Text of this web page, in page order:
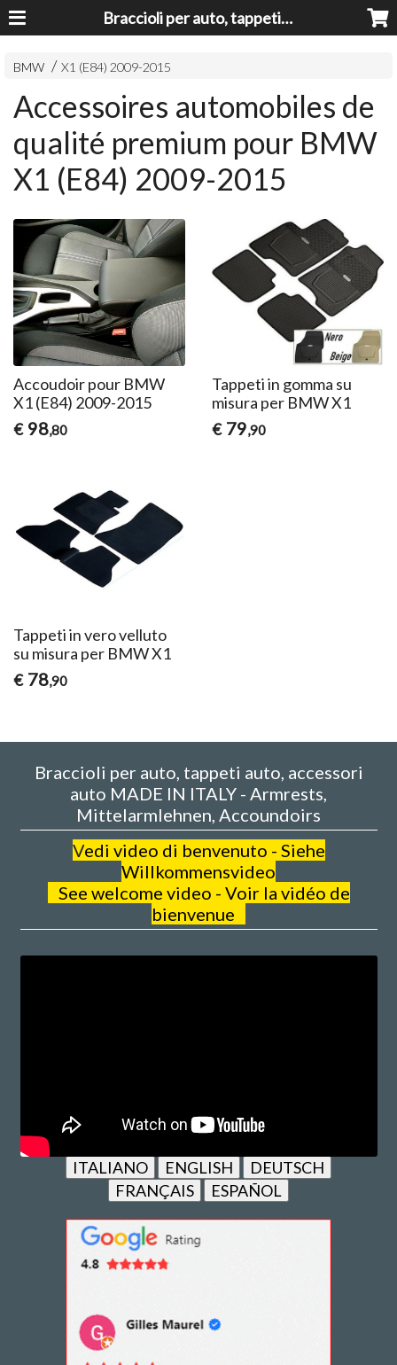
Braccioli per auto, tappeti auto, accessori auto MADE IN ITALY - Armrests, Mittelarmlehnen, Accoundoirs
BMW X1 (E84) 2009-2015
Accessoires automobiles de
qualité premium pour BMW
X1 (E84) 2009-2015
Accoudoir pour BMW
X1 (E84) 2009-2015
€ 98,80
Tappeti in gomma su
misura per BMW X1
€ 79,90
Tappeti in vero velluto
su misura per BMW X1
€ 78,90
Braccioli per auto, tappeti auto, accessori
auto MADE IN ITALY - Armrests,
Mittelarmlehnen, Accoundoirs
Vedi video di benvenuto - Siehe
Willkommensvideo
See welcome video - Voir la vidéo de
bienvenue
ITALIANO ENGLISH
DEUTSCH
FRANÇAIS
ESPAÑOL